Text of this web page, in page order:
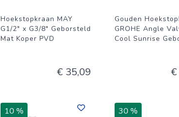
Hoekstopkraan MAY
G1/2" x G3/8" Geborsteld
Mat Koper PVD
€ 35,09
Gouden
GROHE Angle
Cool Sunrise
10 % 30 %